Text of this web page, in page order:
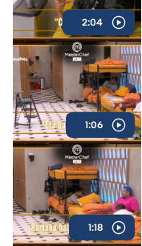
2:04
1:06
1:18